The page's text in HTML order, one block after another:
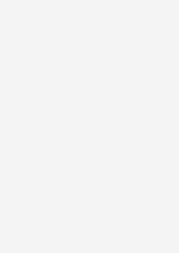
Emission: 120
Emission: 130